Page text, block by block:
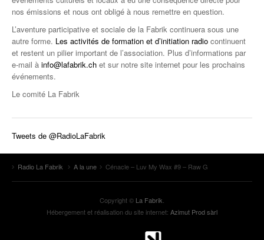
nos émissions et nous ont obligé à nous remettre en question.
L’aventure participative et sociale de la Fabrik continuera sous une
autre forme. Les activités de formation et d’initiation radio continuent
et restent un pilier important de l’association. Plus d’informations par
e-mail à info@lafabrik.ch et sur notre site internet pour les prochains
événements.
Le comité La Fabrik
Tweets de @RadioLaFabrik
Radio La Fabrik A la une Cénacle – Luv My Wax #9 – Raw G
Copyright © La Fabrik
Hébergement et réalisation du site internet: Azimut Prod sàrl